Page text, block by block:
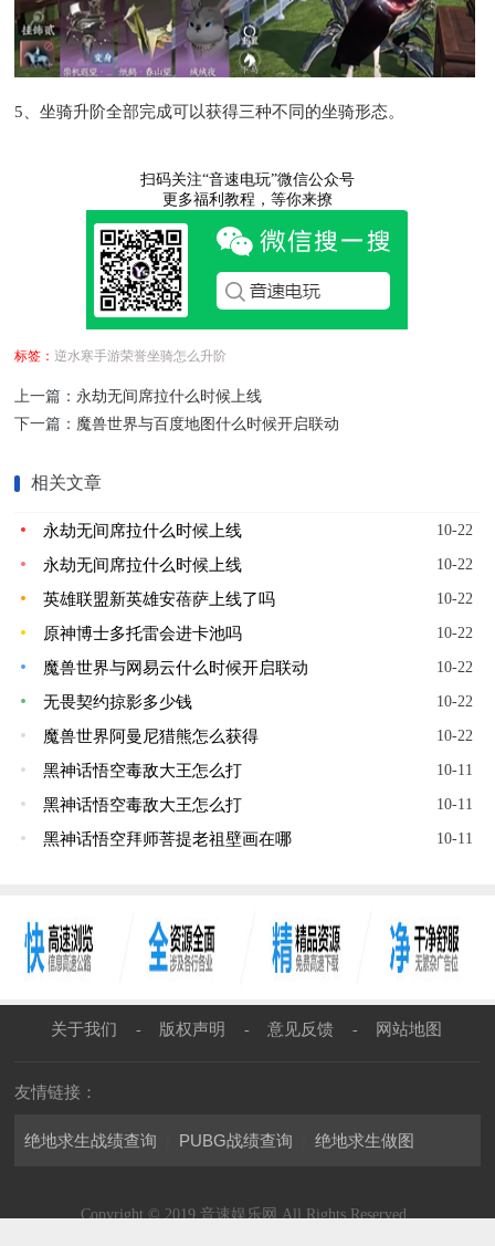
5、坐骑升阶全部完成可以获得三种不同的坐骑形态。
扫码关注“音速电玩”微信公众号
更多福利教程，等你来撩
标签： 逆水寒手游荣誉坐骑怎么升阶
上一篇： 永劫无间席拉什么时候上线
下一篇： 魔兽世界与百度地图什么时候开启联动
相关文章
10-22
永劫无间席拉什么时候上线
10-22
永劫无间席拉什么时候上线
10-22
英雄联盟新英雄安蓓萨上线了吗
10-22
原神博士多托雷会进卡池吗
10-22
魔兽世界与网易云什么时候开启联动
10-22
无畏契约掠影多少钱
10-22
魔兽世界阿曼尼猎熊怎么获得
10-11
黑神话悟空毒敌大王怎么打
10-11
黑神话悟空毒敌大王怎么打
10-11
黑神话悟空拜师菩提老祖壁画在哪
关于我们 - 版权声明 - 意见反馈 - 网站地图
友情链接：
绝地求生战绩查询 PUBG战绩查询 绝地求生做图
Copyright © 2019 音速娱乐网 All Rights Reserved.